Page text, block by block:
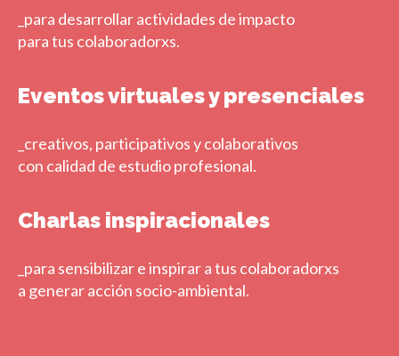
_para desarrollar actividades de impacto
para tus colaboradorxs.
Eventos virtuales y presenciales
_creativos, participativos y colaborativos
con calidad de estudio profesional.
Charlas inspiracionales
_para sensibilizar e inspirar a tus colaboradorxs
a generar acción socio-ambiental.